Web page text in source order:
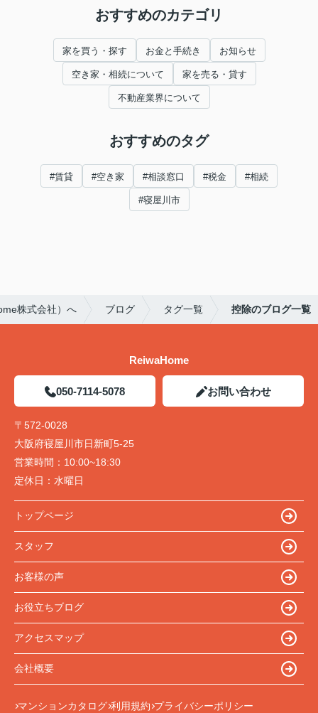
おすすめのカテゴリ
家を買う・探す お金と手続き お知らせ
空き家・相続について 家を売る・貸す
不動産業界について
おすすめのタグ
#賃貸 #空き家 #相談窓口 #税金 #相続
#寝屋川市
株式会社）へ ブログ タグ一覧 控除のブログ一覧
ReiwaHome
050-7114-5078 お問い合わせ
〒572-0028
大阪府寝屋川市日新町5-25
営業時間： 10:00~18:30
定休日： 水曜日
トップページ
スタッフ
お客様の声
お役立ちブログ
アクセスマップ
会社概要
マンションカタログ 利用規約 プライバシーポリシー